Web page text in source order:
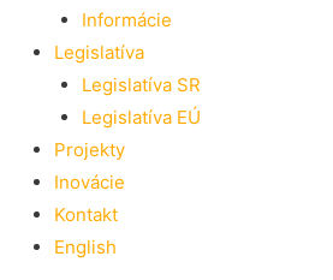
Informácie
Legislatíva
Legislatíva SR
Legislatíva EÚ
Projekty
Inovácie
Kontakt
English